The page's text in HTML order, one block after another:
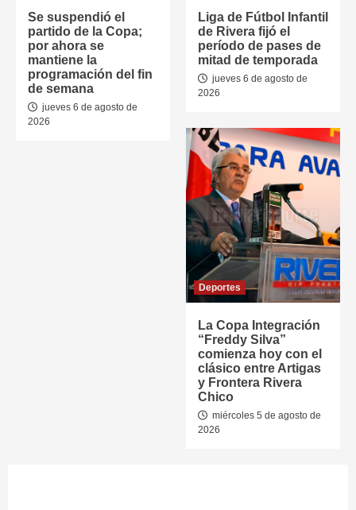
Se suspendió el
partido de la Copa;
por ahora se
mantiene la
programación del fin
de semana
jueves 6 de agosto de
2026
Liga de Fútbol Infantil
de Rivera fijó el
período de pases de
mitad de temporada
jueves 6 de agosto de
2026
Deportes
La Copa Integración
“Freddy Silva”
comienza hoy con el
clásico entre Artigas
y Frontera Rivera
Chico
miércoles 5 de agosto de
2026